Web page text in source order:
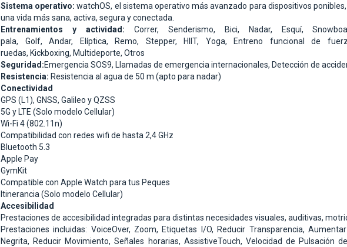
Sistema operativo: watchOS, el sistema operativo más avanzado para dispositivos
una vida más sana, activa, segura y conectada.
Entrenamientos y actividad: Correr, Senderismo, Bici, Nadar, Esquí,
pala, Golf, Andar, Elíptica, Remo, Stepper, HIIT, Yoga, Entreno funcional de
ruedas, Kickboxing, Multideporte, Otros
Seguridad:Emergencia SOS9, Llamadas de emergencia internacionales, Detección de
Resistencia: Resistencia al agua de 50 m (apto para nadar)
Conectividad
GPS (L1), GNSS, Galileo y QZSS
5G y LTE (Solo modelo Cellular)
Wi-Fi 4 (802.11n)
Compatibilidad con redes wifi de hasta 2,4 GHz
Bluetooth 5.3
Apple Pay
GymKit
Compatible con Apple Watch para tus Peques
Itinerancia (Solo modelo Cellular)
Accesibilidad
Prestaciones de accesibilidad integradas para distintas necesidades visuales, auditivas,
Prestaciones incluidas: VoiceOver, Zoom, Etiquetas I/O, Reducir Transparencia,
Negrita, Reducir Movimiento,Señales horarias, AssistiveTouch, Velocidad de Pulsación